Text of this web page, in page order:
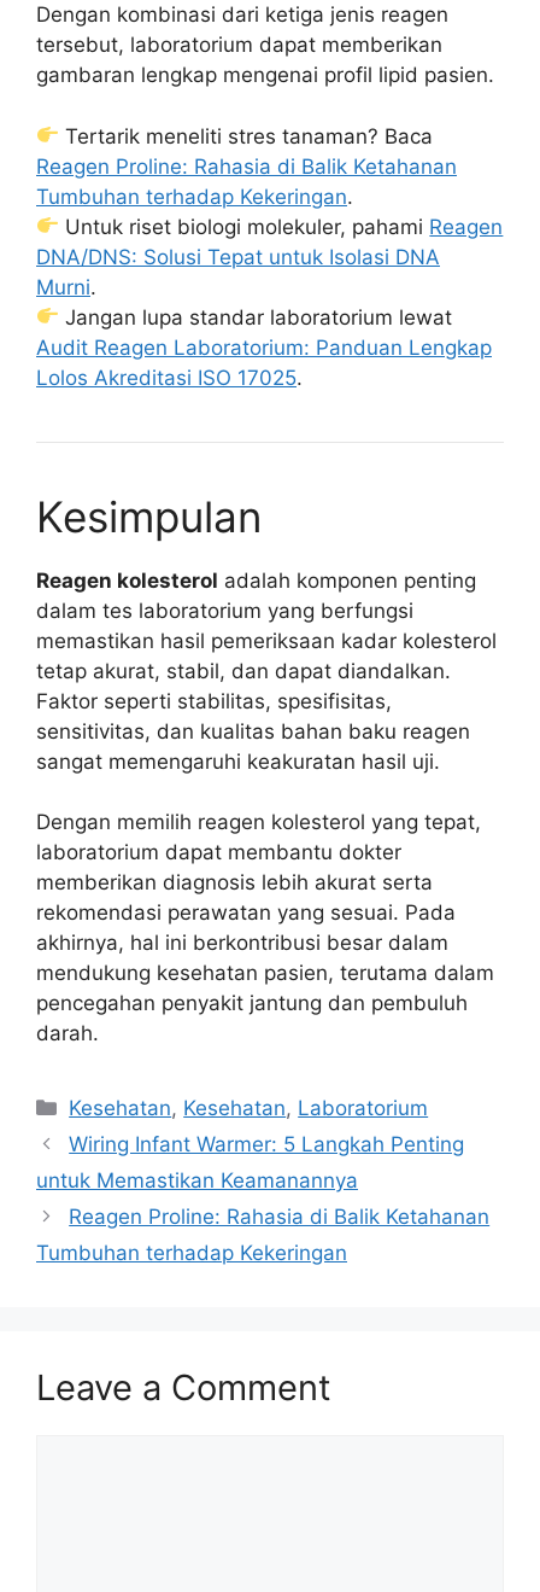
Dengan kombinasi dari ketiga jenis reagen
tersebut, laboratorium dapat memberikan
gambaran lengkap mengenai profil lipid pasien.
Tertarik meneliti stres tanaman? Baca
Reagen Proline: Rahasia di Balik Ketahanan
Tumbuhan terhadap Kekeringan.
Untuk riset biologi molekuler, pahami Reagen
DNA/DNS: Solusi Tepat untuk Isolasi DNA
Murni.
Jangan lupa standar laboratorium lewat
Audit Reagen Laboratorium: Panduan Lengkap
Lolos Akreditasi ISO 17025.
Kesimpulan
Reagen kolesterol adalah komponen penting
dalam tes laboratorium yang berfungsi
memastikan hasil pemeriksaan kadar kolesterol
tetap akurat, stabil, dan dapat diandalkan.
Faktor seperti stabilitas, spesifisitas,
sensitivitas, dan kualitas bahan baku reagen
sangat memengaruhi keakuratan hasil uji.
Dengan memilih reagen kolesterol yang tepat,
laboratorium dapat membantu dokter
memberikan diagnosis lebih akurat serta
rekomendasi perawatan yang sesuai. Pada
akhirnya, hal ini berkontribusi besar dalam
mendukung kesehatan pasien, terutama dalam
pencegahan penyakit jantung dan pembuluh
darah.
Categories
Kesehatan, Kesehatan, Laboratorium
Wiring Infant Warmer: 5 Langkah Penting
untuk Memastikan Keamanannya
Reagen Proline: Rahasia di Balik Ketahanan
Tumbuhan terhadap Kekeringan
Leave a Comment